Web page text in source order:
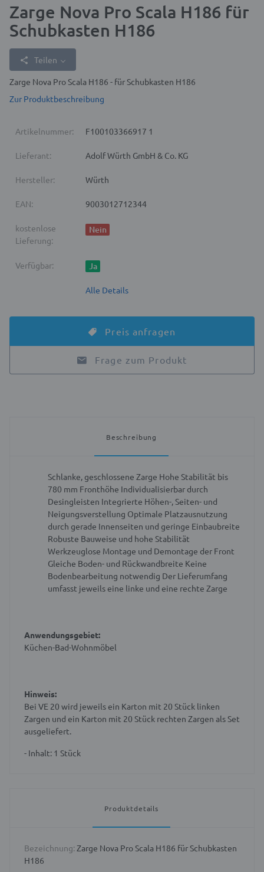
Zarge Nova Pro Scala H186 für
Schubkasten H186
Teilen
Zarge Nova Pro Scala H186 - für Schubkasten H186
Zur Produktbeschreibung
Artikelnummer: F100103366917 1
Lieferant: Adolf Würth GmbH & Co. KG
Hersteller: Würth
EAN: 9003012712344
kostenlose
Lieferung:
Nein
Verfügbar: Ja
Alle Details
Preis anfragen
Frage zum Produkt
Beschreibung
Schlanke, geschlossene Zarge Hohe Stabilität bis
780 mm Fronthöhe Individualisierbar durch
Desingleisten Integrierte Höhen-, Seiten- und
Neigungsverstellung Optimale Platzausnutzung
durch gerade Innenseiten und geringe Einbaubreite
Robuste Bauweise und hohe Stabilität
Werkzeuglose Montage und Demontage der Front
Gleiche Boden- und Rückwandbreite Keine
Bodenbearbeitung notwendig Der Lieferumfang
umfasst jeweils eine linke und eine rechte Zarge
Anwendungsgebiet:
Küchen-Bad-Wohnmöbel
Hinweis:
Bei VE 20 wird jeweils ein Karton mit 20 Stück linken
Zargen und ein Karton mit 20 Stück rechten Zargen als Set
ausgeliefert.
- Inhalt: 1 Stück
Produktdetails
Bezeichnung: Zarge Nova Pro Scala H186 für Schubkasten
H186